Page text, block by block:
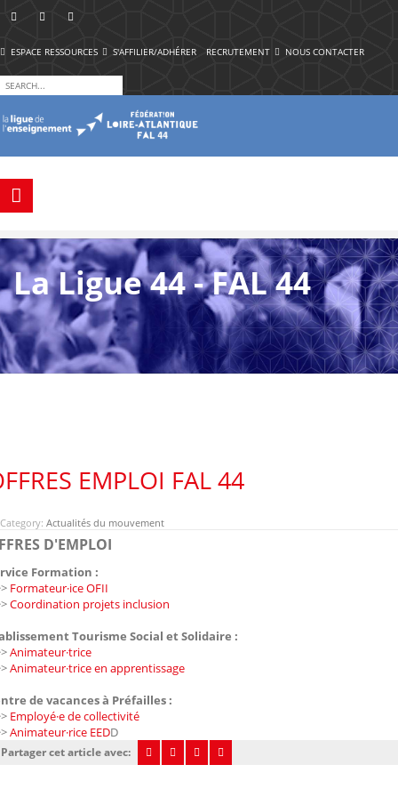
ESPACE RESSOURCES S'AFFILIER/ADHÉRER RECRUTEMENT NOUS CONTACTER
La Ligue 44 - FAL 44
EMPLOI FAL 44
Category: Actualités du mouvement
D'EMPLOI
Formation :
Formateur·ice OFII
Coordination projets inclusion
Tourisme Social et Solidaire :
Animateur·trice
Animateur·trice en apprentissage
de vacances à Préfailles :
Employé·e de collectivité
Animateur·rice EEDD
Partager cet article avec: